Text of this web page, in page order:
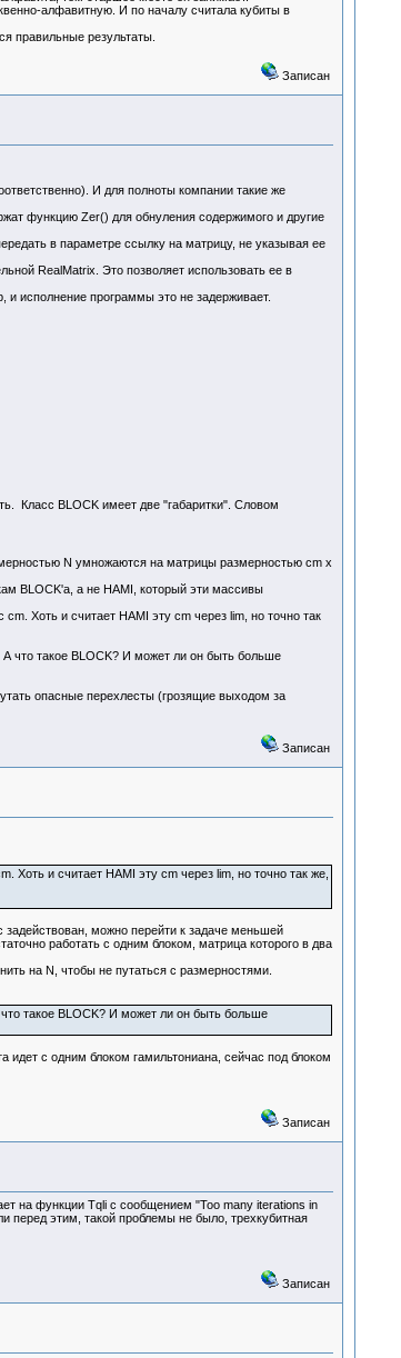
алфавитную. И по началу считала кубиты в
правильные результаты.
Записан
И для полноты компании такие же
функцию Zer() для обнуления содержимого и другие
в параметре ссылку на матрицу, не указывая ее
RealMatrix. Это позволяет использовать ее в
исполнение программы это не задерживает.
Класс BLOCK имеет две "габаритки". Словом
N умножаются на матрицы размерностью cm x
BLOCK'а, а не HAMI, который эти массивы
Хоть и считает HAMI эту cm через lim, но точно так
что такое BLOCK? И может ли он быть больше
опасные перехлесты (грозящие выходом за
Записан
Хоть и считает HAMI эту cm через lim, но точно так же,
задействован, можно перейти к задаче меньшей
работать с одним блоком, матрица которого в два
на N, чтобы не путаться с размерностями.
такое BLOCK? И может ли он быть больше
с одним блоком гамильтониана, сейчас под блоком
Записан
на функции Tqli с сообщением "Too many iterations in
этим, такой проблемы не было, трехкубитная
Записан